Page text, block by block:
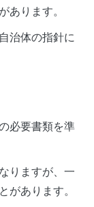
あります。
治体の指針に
必要書類を準
りますが、一
があります。